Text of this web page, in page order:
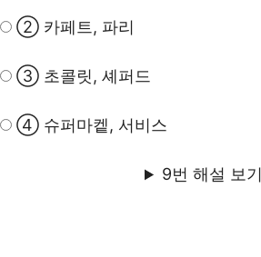
② 카페트, 파리
③ 초콜릿, 셰퍼드
④ 슈퍼마켙, 서비스
9번 해설 보기